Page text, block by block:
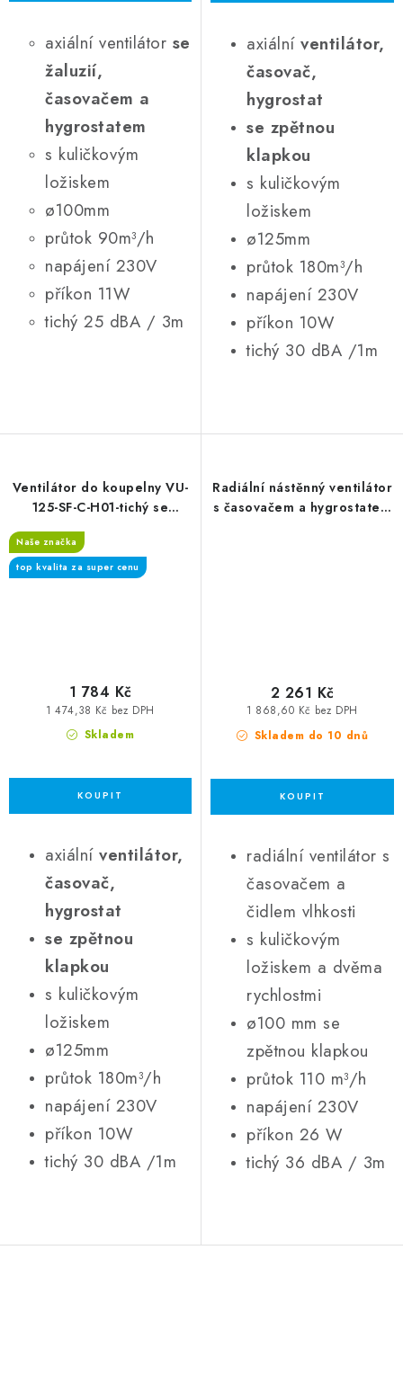
axiální ventilátor se
žaluzií,
časovačem a
hygrostatem
s kuličkovým
ložiskem
ø100mm
průtok 90m³/h
napájení 230V
příkon 11W
tichý 25 dBA / 3m
axiální ventilátor,
časovač,
hygrostat
se zpětnou
klapkou
s kuličkovým
ložiskem
ø125mm
průtok 180m³/h
napájení 230V
příkon 10W
tichý 30 dBA /1m
Ventilátor do koupelny VU-
125-SF-C-H01-tichý se
spínač, hygrostat
Naše značka
top kvalita za super cenu
Skladem
1 474,38 Kč bez DPH
1 784 Kč
axiální ventilátor,
časovač,
hygrostat
se zpětnou
klapkou
s kuličkovým
ložiskem
ø125mm
průtok 180m³/h
napájení 230V
příkon 10W
tichý 30 dBA /1m
Radiální nástěnný ventilátor
s časovačem a hygrostatem
Skladem do 10 dnů
1 868,60 Kč bez DPH
2 261 Kč
radiální ventilátor s
časovačem a
čidlem vlhkosti
s kuličkovým
ložiskem a dvěma
rychlostmi
ø100 mm se
zpětnou klapkou
průtok 110 m³/h
napájení 230V
příkon 26 W
tichý 36 dBA / 3m